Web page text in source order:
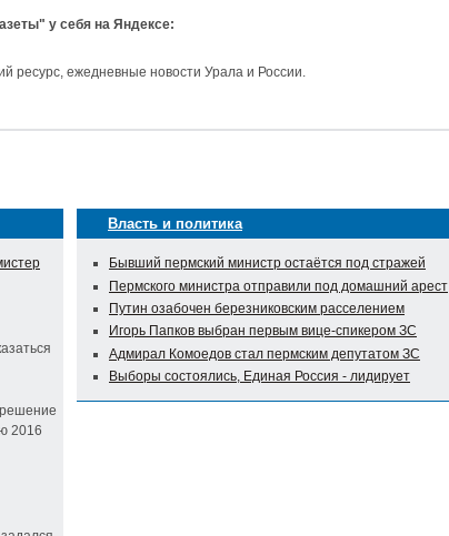
у себя на Яндексе:
ресурс, ежедневные новости Урала и России.
2016
Власть и политика
Бывший пермский министр остаётся под стражей
Пермского министра отправили под домашний арест
Путин озабочен березниковским расселением
Игорь Папков выбран первым вице-спикером ЗС
Адмирал Комоедов стал пермским депутатом ЗС
Выборы состоялись, Единая Россия - лидирует